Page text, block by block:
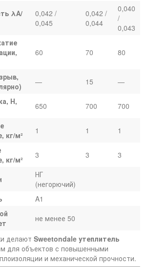
λА/
0,042 /
0,045
0,042 /
0,044
0,040
/
0,043
60 70 80
— 15
—
Н,
650 700
700
кг/м²
1 1
1
кг/м²
3 3 3
НГ
(негорючий)
A1
не менее 50
делают Sweetondale утеплитель
для объектов с повышенными
и механической прочности.